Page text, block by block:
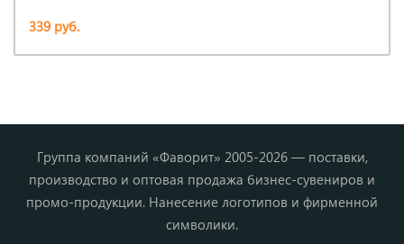
339 руб.
Группа компаний «Фаворит» 2005-2026 — поставки,
производство и оптовая продажа бизнес-сувениров и
промо-продукции. Нанесение логотипов и фирменной
символики.